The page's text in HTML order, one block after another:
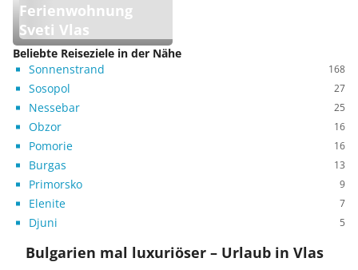
Ferienwohnung
Sveti Vlas
Beliebte Reiseziele in der Nähe
Sonnenstrand
168
Sosopol 27
Nessebar 25
Obzor 16
Pomorie 16
Burgas 13
Primorsko 9
Elenite 7
Djuni 5
Bulgarien mal luxuriöser – Urlaub in Vlas